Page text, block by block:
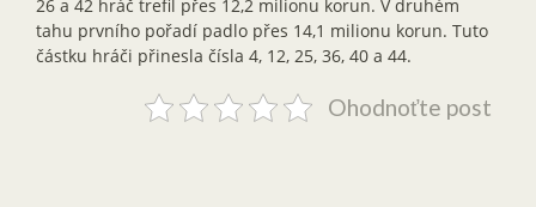
26 a 42 hráč trefil přes 12,2 milionu korun. V druhém
tahu prvního pořadí padlo přes 14,1 milionu korun. Tuto
částku hráči přinesla čísla 4, 12, 25, 36, 40 a 44.
Ohodnoťte post